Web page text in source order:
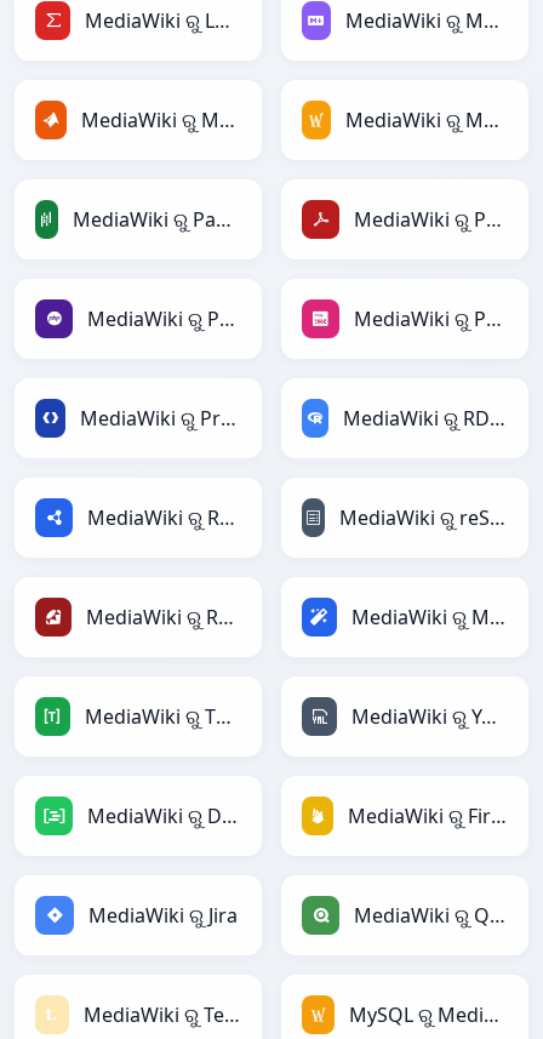
MediaWiki ରୁ LaTeX MediaWiki ରୁ Markdown
MediaWiki ରୁ MATLAB MediaWiki ରୁ MediaWiki
MediaWiki ରୁ PandasDataFrame MediaWiki ରୁ PDF
MediaWiki ରୁ PHP MediaWiki ରୁ PNG
MediaWiki ରୁ Protobuf MediaWiki ରୁ RDataFrame
MediaWiki ରୁ RDF MediaWiki ରୁ reStructuredText
MediaWiki ରୁ Ruby MediaWiki ରୁ Magic
MediaWiki ରୁ TOML MediaWiki ରୁ YAML
MediaWiki ରୁ DAX MediaWiki ରୁ Firebase
MediaWiki ରୁ Jira MediaWiki ରୁ Qlik
MediaWiki ରୁ Textile MySQL ରୁ MediaWiki